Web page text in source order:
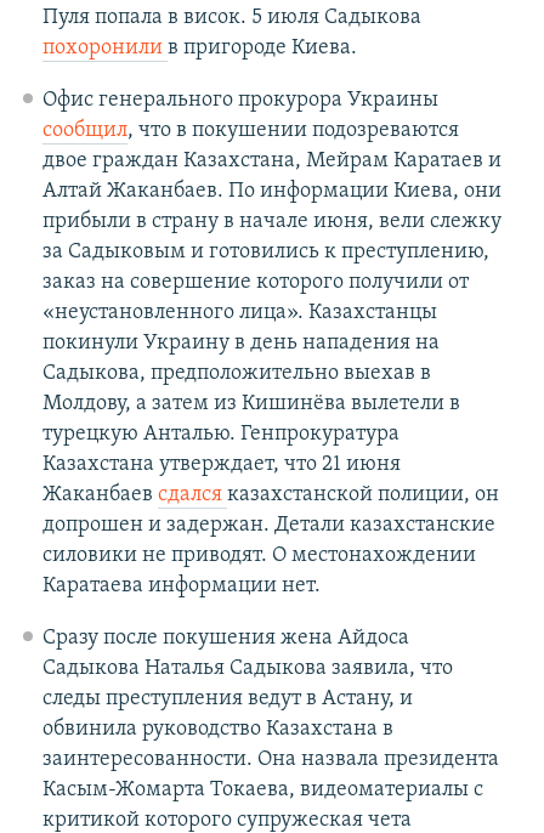
Пуля попала в висок. 5 июля Садыкова
похоронили в пригороде Киева.
Офис генерального прокурора Украины
сообщил, что в покушении подозреваются
двое граждан Казахстана, Мейрам Каратаев и
Алтай Жаканбаев. По информации Киева, они
прибыли в страну в начале июня, вели слежку
за Садыковым и готовились к преступлению,
заказ на совершение которого получили от
«неустановленного лица». Казахстанцы
покинули Украину в день нападения на
Садыкова, предположительно выехав в
Молдову, а затем из Кишинёва вылетели в
турецкую Анталью. Генпрокуратура
Казахстана утверждает, что 21 июня
Жаканбаев сдался казахстанской полиции, он
допрошен и задержан. Детали казахстанские
силовики не приводят. О местонахождении
Каратаева информации нет.
Сразу после покушения жена Айдоса
Садыкова Наталья Садыкова заявила, что
следы преступления ведут в Астану, и
обвинила руководство Казахстана в
заинтересованности. Она назвала президента
Касым-Жомарта Токаева, видеоматериалы с
критикой которого супружеская чета